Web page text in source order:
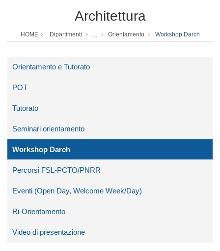
Architettura
HOME Dipartimenti ... Orientamento Workshop Darch
Orientamento e Tutorato
POT
Tutorato
Seminari orientamento
Workshop Darch
Percorsi FSL-PCTO/PNRR
Eventi (Open Day, Welcome Week/Day)
Ri-Orientamento
Video di presentazione